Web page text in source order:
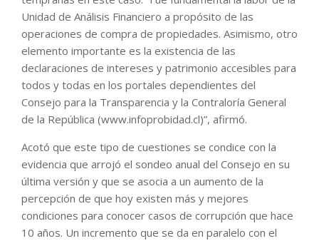
Unidad de Análisis Financiero a propósito de las
operaciones de compra de propiedades. Asimismo, otro
elemento importante es la existencia de las
declaraciones de intereses y patrimonio accesibles para
todos y todas en los portales dependientes del
Consejo para la Transparencia y la Contraloría General
de la República (www.infoprobidad.cl)”, afirmó.
Acotó que este tipo de cuestiones se condice con la
evidencia que arrojó el sondeo anual del Consejo en su
última versión y que se asocia a un aumento de la
percepción de que hoy existen más y mejores
condiciones para conocer casos de corrupción que hace
10 años. Un incremento que se da en paralelo con el